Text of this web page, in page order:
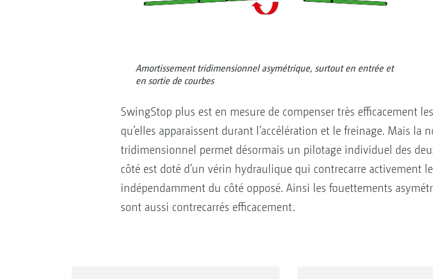
Amortissement tridimensionnel asymétrique, surtout en entrée et
en sortie de courbes
SwingStop plus est en mesure de compenser très efficacement
qu’elles apparaissent durant l’accélération et le freinage. Mais la
tridimensionnel permet désormais un pilotage individuel des
côté est doté d’un vérin hydraulique qui contrecarre activement
indépendamment du côté opposé. Ainsi les fouettements
sont aussi contrecarrés efficacement.